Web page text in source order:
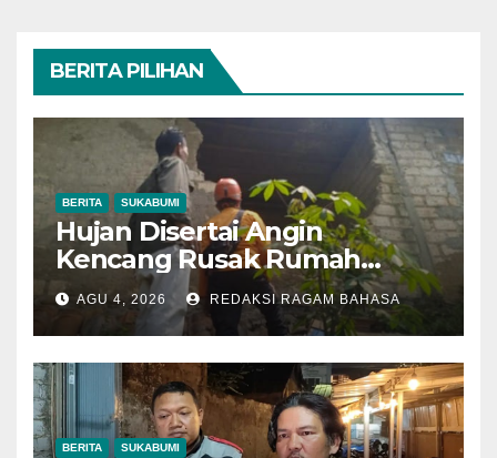
BERITA PILIHAN
BERITA SUKABUMI
Hujan Disertai Angin
Kencang Rusak Rumah
Warga di Dramaga, BPBD
Lakukan Pendataan
AGU 4, 2026 REDAKSI RAGAM BAHASA
BERITA SUKABUMI